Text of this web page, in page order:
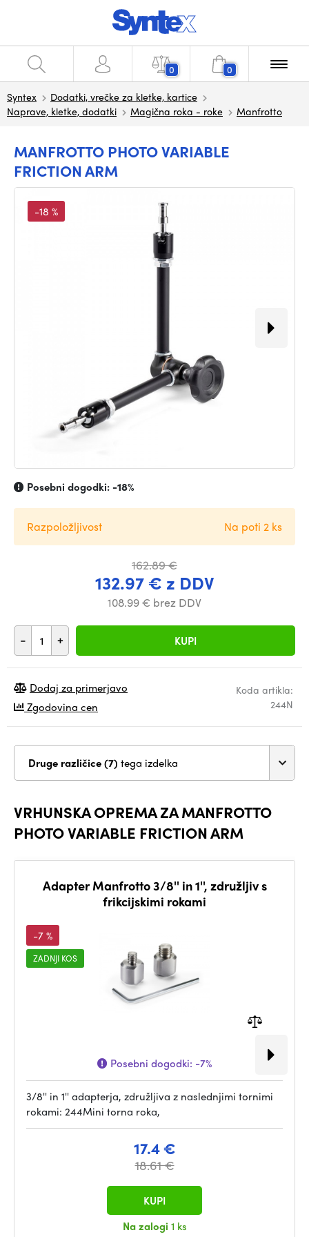
0 0
Syntex
Dodatki, vrečke za kletke, kartice
Naprave, kletke, dodatki
Magična roka - roke Manfrotto
MANFROTTO PHOTO VARIABLE
FRICTION ARM
-18 %
Posebni dogodki:-18%
162.89 €
132.97 € z DDV
108.99 € brez DDV
- + KUPI
Razpoložljivost Na poti 2 ks
Koda artikla:
244N
Dodaj za primerjavo
Zgodovina cen
Druge različice (7) tega izdelka
VRHUNSKA OPREMA ZA MANFROTTO
PHOTO VARIABLE FRICTION ARM
Adapter Manfrotto 3/8'' in 1'', združljiv s
frikcijskimi rokami
-7 %
ZADNJI KOS
Posebni dogodki: -7%
3/8'' in 1'' adapterja, združljiva z naslednjimi tornimi
rokami: 244Mini torna roka,
17.4 €
18.61 €
Na zalogi 1 ks
KUPI